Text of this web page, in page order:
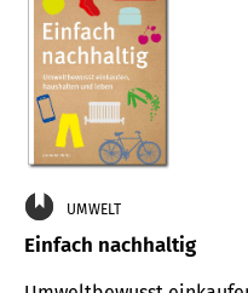
UMWELT
Einfach nachhaltig